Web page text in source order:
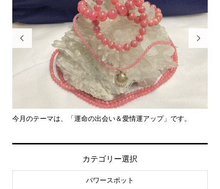

、「運命の出会い＆愛情運アップ」です。 里親さん募集中！

カテゴリー選択
パワースポット